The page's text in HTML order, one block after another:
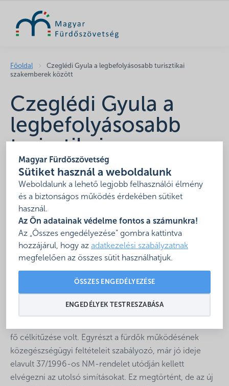
Magyar Fürdőszövetség
Sütiket használ a weboldalunk
Weboldalunk a lehető legjobb felhasználói élmény
és a biztonságos működés érdekében sütiket
használ.
Az Ön adatainak védelme fontos a számunkra!
Az „Összes engedélyezése” gombra kattintva
hozzájárul, hogy az adatkezelési szabályzatnak
megfelelően az összes sütit használhatjuk.
ÖSSZES ENGEDÉLYEZÉSE
ENGEDÉLYEK TESTRESZABÁSA
Főoldal
Czeglédi Gyula a legbefolyásosabb turisztikai
szakemberek között
Czeglédi Gyula a
legbefolyásosabb
turisztikai
szakemberek között
„A stratégiai célok elérése érdekében elodázhatatlan a
fürdők közgazdasági környezetének javítása” – mondja a
magyar Fürdőszövetség elnöke, a Hungarospa Zrt.
vezérigazgatója.
A hazai fürdők országos érdekképviseleti szervezeteként
funkcionáló Magyar Fürdőszövetség, amelynek elnöki
fő célkitűzése volt. Egyrészt a fürdők működésének
közegészségügyi feltételeit szabályozó, már jó ideje
elavult 37/1996-os NM-rendelet utódján kellett
elvégezni az utolsó simításokat. Ez megtörtént, de az új